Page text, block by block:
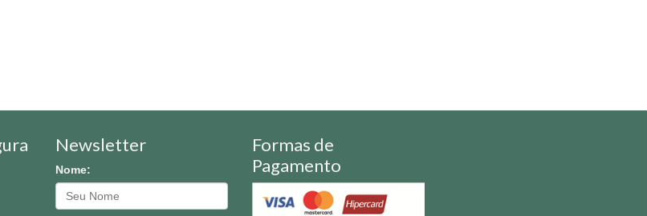
Newsletter
Nome:
Formas de
Pagamento